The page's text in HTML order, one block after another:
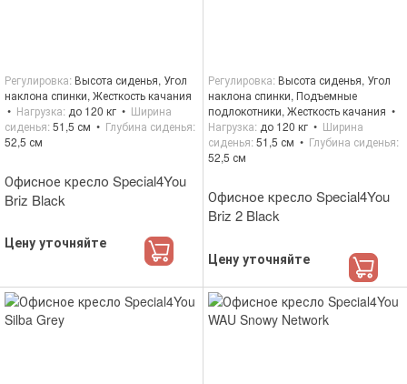
Офисное кресло Special4You
Briz Black
Цену уточняйте
Регулировка Высота сиденья, Угол
наклона спинки, Жесткость качания
Нагрузка до 120 кг
Ширина
сиденья 51,5 см
Глубина сиденья
52,5 см
Офисное кресло Special4You
Briz 2 Black
Цену уточняйте
Регулировка Высота сиденья, Угол
наклона спинки, Подъемные
подлокотники, Жесткость качания
Нагрузка до 120 кг
Ширина
сиденья 51,5 см
Глубина сиденья
52,5 см